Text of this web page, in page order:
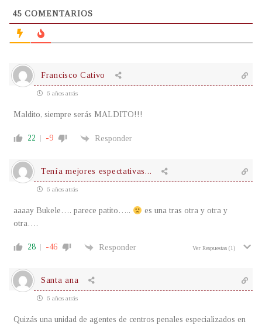
45 COMENTARIOS
Francisco Cativo
6 años atrás
Maldito, siempre serás MALDITO!!!
22 -9 Responder
Tenía mejores espectativas...
6 años atrás
aaaay Bukele…. parece patito…..
es una tras otra y otra y
otra….
28 -46 Responder Ver Respuestas (1)
Santa ana
6 años atrás
Quizás una unidad de agentes de centros penales especializados en